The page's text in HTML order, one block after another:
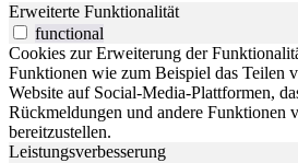
Erweiterte Funktionalität
functional
Cookies zur Erweiterung der
Funktionen wie zum Beispiel das Teilen
Website auf Social-Media-Plattformen,
Rückmeldungen und andere Funktionen
bereitzustellen.
Leistungsverbesserung